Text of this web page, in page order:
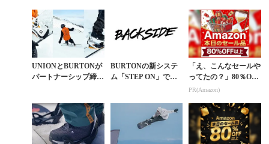
UNIONとBURTONが
パートナーシップ締
BURTONの新システ
ム「STEP ON」で滑
「え、こんなセールや
ってたの？」80％OFF
以上が続々登場！Am
PR(Amazon)